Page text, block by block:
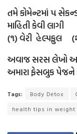
તમે કોમેન્ટમાં ૫
માહિતી કેવી લાગી
(૧) વેરી હેલ્પફુલ
અવાજ સરસ લેખો
અમારા ફેસબુક પેજને
Tags: Body Detox
health tips in weight